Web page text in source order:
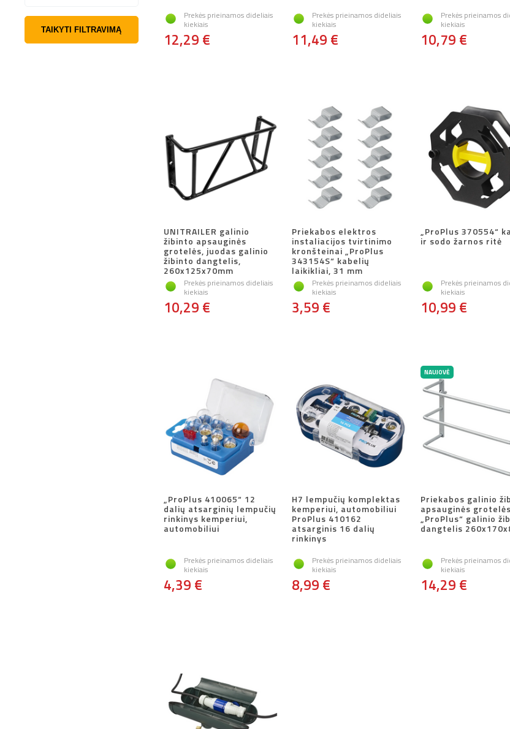
TAIKYTI FILTRAVIMĄ
Prekės prieinamos dideliais
kiekiais
12,29 €
Prekės prieinamos dideliais
kiekiais
11,49 €
Prekės prieinamos
kiekiais
10,79 €
UNITRAILER galinio
žibinto apsauginės
grotelės, juodas galinio
žibinto dangtelis,
260x125x70mm
Prekės prieinamos dideliais
kiekiais
10,29 €
Priekabos elektros
instaliacijos tvirtinimo
kronšteinai „ProPlus
343154S“ kabelių
laikikliai, 31 mm
Prekės prieinamos dideliais
kiekiais
3,59 €
„ProPlus 370554“
ir sodo žarnos ritė
Prekės prieinamos
kiekiais
10,99 €
„ProPlus 410065“ 12
dalių atsarginių lempučių
rinkinys kemperiui,
automobiliui
Prekės prieinamos dideliais
kiekiais
4,39 €
H7 lempučių komplektas
kemperiui, automobiliui
ProPlus 410162
atsarginis 16 dalių
rinkinys
Prekės prieinamos dideliais
kiekiais
8,99 €
NAUJOVĖ
Priekabos galinio
apsauginės grotelės
„ProPlus“ galinio
dangtelis
Prekės prieinamos
kiekiais
14,29 €